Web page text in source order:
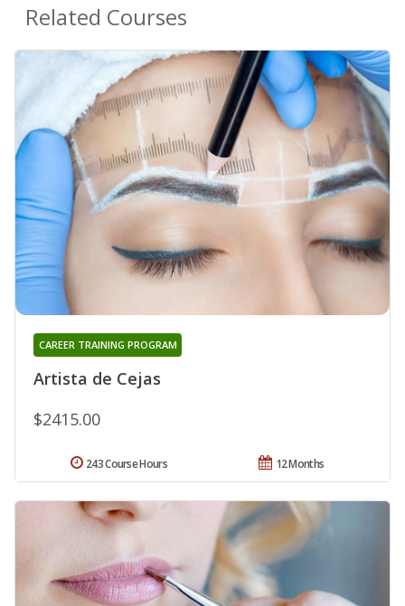
Related Courses
Artista de Cejas
CAREER TRAINING PROGRAM
$2415.00
12 Months
243 Course Hours